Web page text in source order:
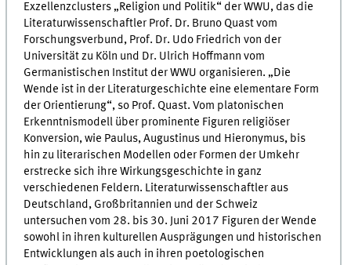
Exzellenzclusters „Religion und Politik“ der WWU, das die
Literaturwissenschaftler Prof. Dr. Bruno Quast vom
Forschungsverbund, Prof. Dr. Udo Friedrich von der
Universität zu Köln und Dr. Ulrich Hoffmann vom
Germanistischen Institut der WWU organisieren. „Die
Wende ist in der Literaturgeschichte eine elementare Form
der Orientierung“, so Prof. Quast. Vom platonischen
Erkenntnismodell über prominente Figuren religiöser
Konversion, wie Paulus, Augustinus und Hieronymus, bis
hin zu literarischen Modellen oder Formen der Umkehr
erstrecke sich ihre Wirkungsgeschichte in ganz
verschiedenen Feldern. Literaturwissenschaftler aus
Deutschland, Großbritannien und der Schweiz
untersuchen vom 28. bis 30. Juni 2017 Figuren der Wende
sowohl in ihren kulturellen Ausprägungen und historischen
Entwicklungen als auch in ihren poetologischen